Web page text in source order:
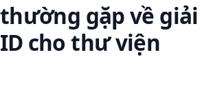
gặp về giải
cho thư viện